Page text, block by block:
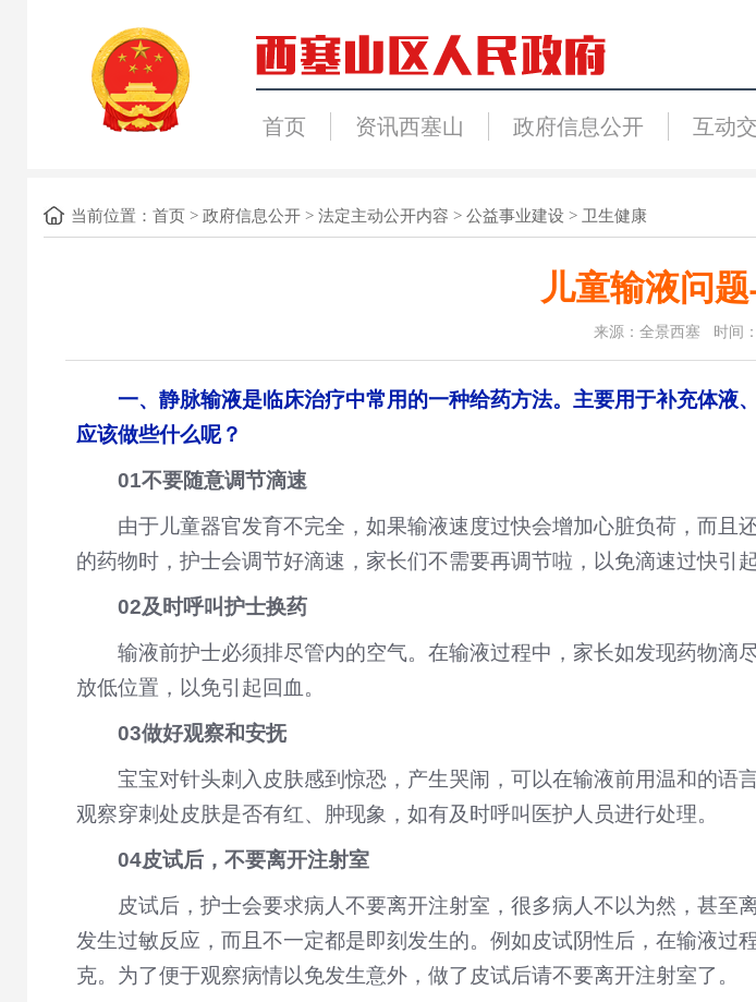
首页 资讯西塞山 政府信息公开 互动
当前位置： 首页> 政府信息公开> 法定主动公开内容 > 公益事业建设 > 卫生健康
儿童输液问
来源：全景西塞 时间：
一、静脉输液是临床治疗中常用的一种给药方法。主要用于补充体
应该做些什么呢？
01不要随意调节滴速
由于儿童器官发育不完全，如果输液速度过快会增加心脏负荷，而
的药物时，护士会调节好滴速，家长们不需要再调节啦，以免滴速过快引
02及时呼叫护士换药
输液前护士必须排尽管内的空气。在输液过程中，家长如发现药物滴
放低位置，以免引起回血。
03做好观察和安抚
宝宝对针头刺入皮肤感到惊恐，产生哭闹，可以在输液前用温和的
观察穿刺处皮肤是否有红、肿现象，如有及时呼叫医护人员进行处理。
04皮试后，不要离开注射室
皮试后，护士会要求病人不要离开注射室，很多病人不以为然，甚
发生过敏反应，而且不一定都是即刻发生的。例如皮试阴性后，在输液
克。为了便于观察病情以免发生意外，做了皮试后请不要离开注射室了。